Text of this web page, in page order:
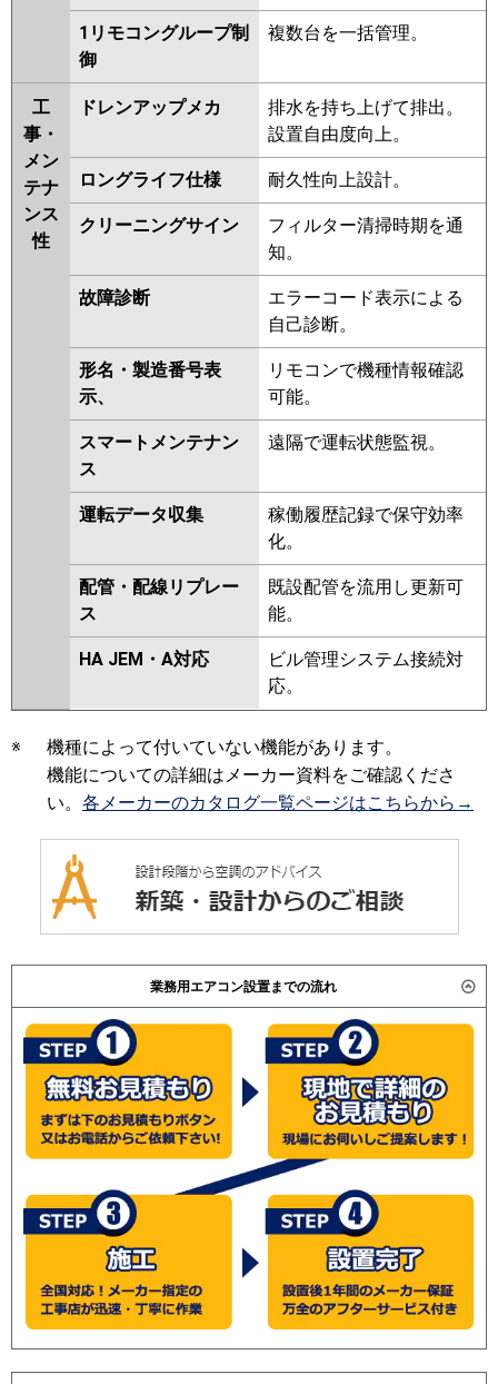
1リモコングループ制
御
複数台を一括管理。
工
事・
メン
テナ
ンス
性
ドレンアップメカ
排水を持ち上げて排出。
設置自由度向上。
ロングライフ仕様 耐久性向上設計。
クリーニングサイン
フィルター清掃時期を通
知。
故障診断
エラーコード表示による
自己診断。
形名・製造番号表
示、
リモコンで機種情報確認
可能。
スマートメンテナン
ス
遠隔で運転状態監視。
運転データ収集
稼働履歴記録で保守効率
化。
配管・配線リプレー
ス
既設配管を流用し更新可
能。
HA JEM・A対応
ビル管理システム接続対
応。
※
機種によって付いていない機能があります。
機能についての詳細はメーカー資料をご確認くださ
い。 各メーカーのカタログ一覧ページはこちらから→
業務用エアコン設置までの流れ